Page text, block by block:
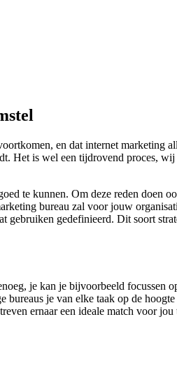
en dat internet
Het is wel een tijdrovend proces,
te kunnen. Om deze reden doen
bureau zal voor jouw
gebruiken gedefinieerd. Dit soort
je kan je bijvoorbeeld focussen
je van elke taak op de
ernaar een ideale match voor jou